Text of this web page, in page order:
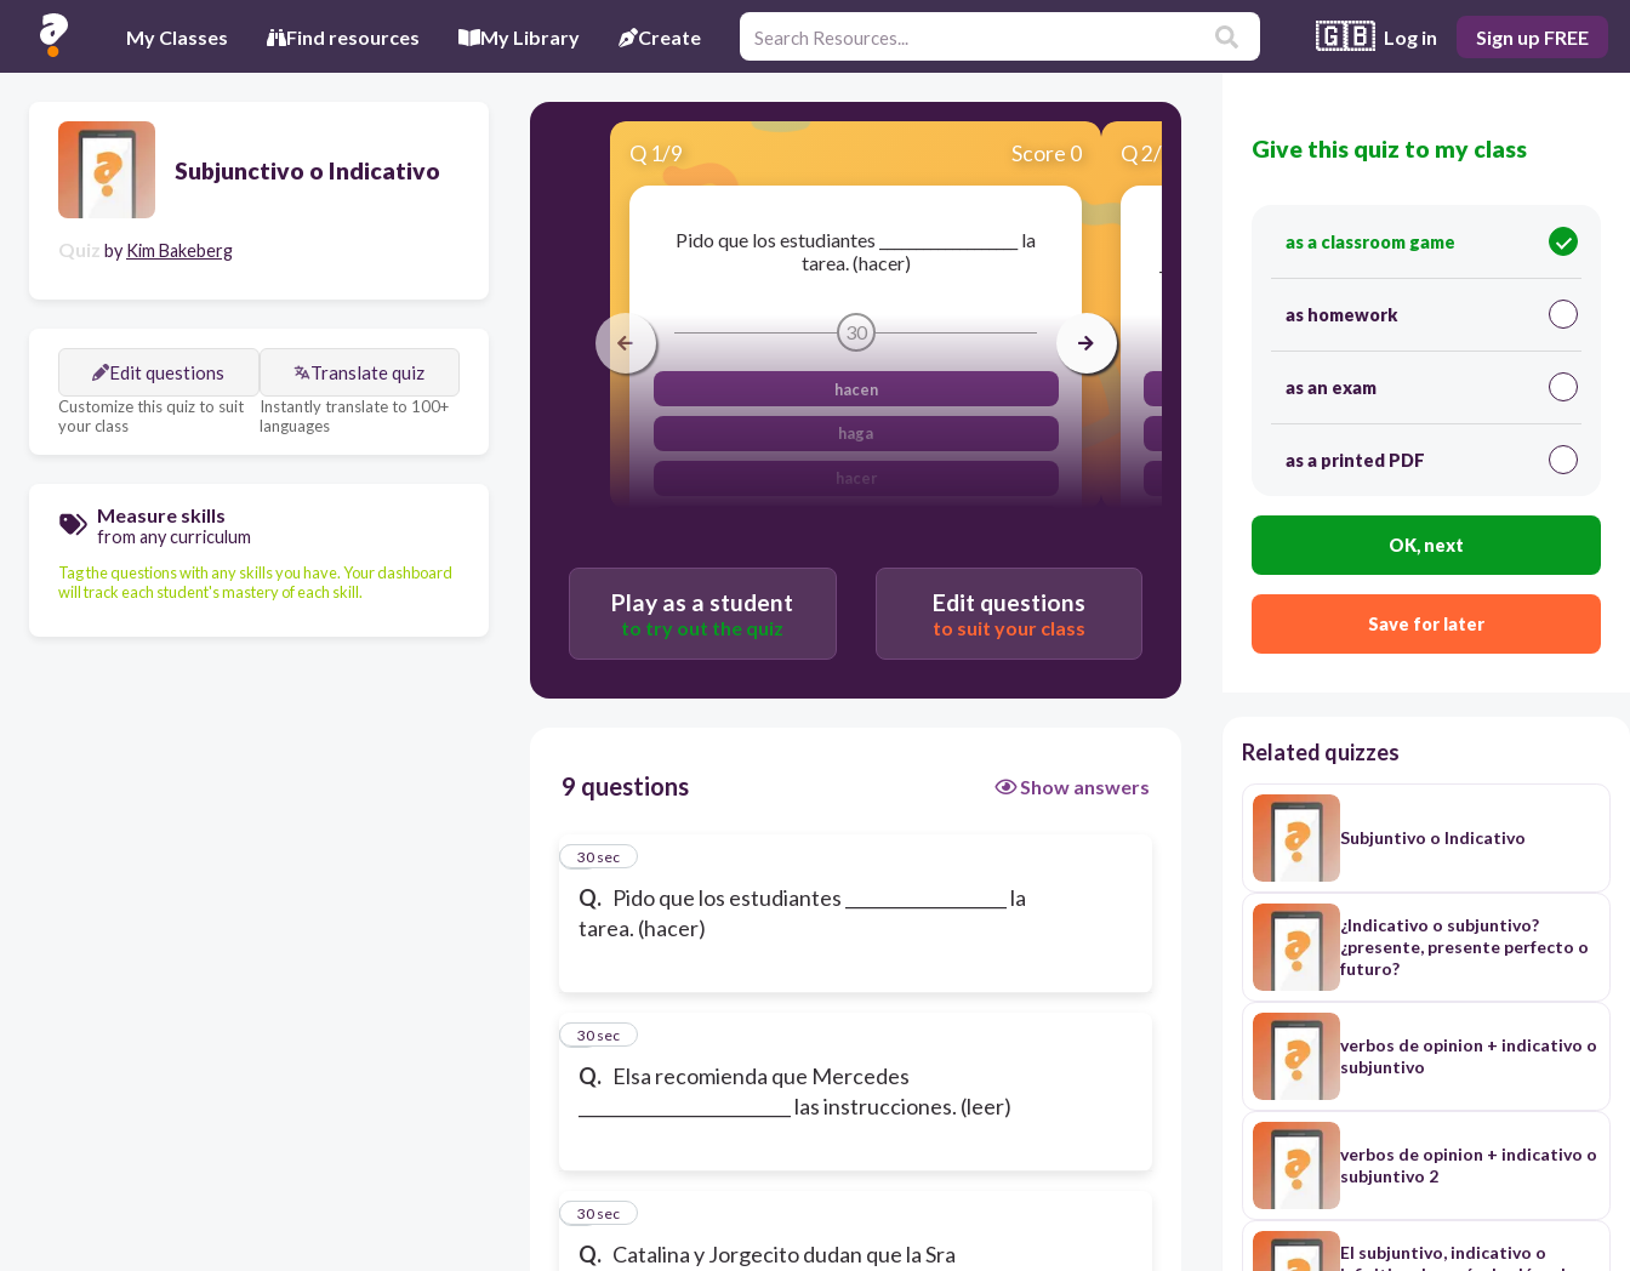
My Classes Find resources My Library Create 🇬🇧 Log in Sign up FREE
Subjunctivo o Indicativo
Quiz by Kim Bakeberg
Edit questions
Customize this quiz to suit
your class
Translate quiz
Instantly translate to 100+
languages
Measure skills
from any curriculum
Tag the questions with any skills you have. Your dashboard
will track each student's mastery of each skill.
Q 1/9 Score 0
Pido que los estudiantes ___________________ la
tarea. (hacer)
30
hacen
haga
hacer
Q2/9 Score 0
Elsa recomienda que Mercedes
leer
Play as a student
to try out the quiz
Edit questions
to suit your class
9 questions Show answers
Q. Pido que los estudiantes ___________________ la
tarea. (hacer)
1
30 sec
Q. Elsa recomienda que Mercedes
_________________________ las instrucciones. (leer)
2
30 sec
Q. Catalina y Jorgecito dudan que la Sra
3
30 sec
Give this quiz to my class
as a classroom game
as homework
as an exam
as a printed PDF
OK, next
Save for later
Related quizzes
Subjuntivo o Indicativo
¿Indicativo o subjuntivo?
¿presente, presente perfecto o
futuro?
verbos de opinion + indicativo o
subjuntivo
verbos de opinion + indicativo o
subjuntivo 2
El subjuntivo, indicativo o